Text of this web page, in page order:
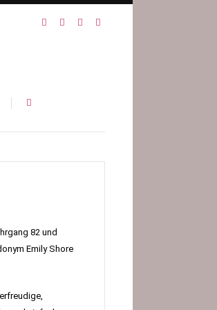
82 und
Emily Shore